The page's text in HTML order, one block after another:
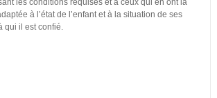
les conditions requises et à ceux qui en ont la
à l’état de l’enfant et à la situation de ses
qui il est confié.